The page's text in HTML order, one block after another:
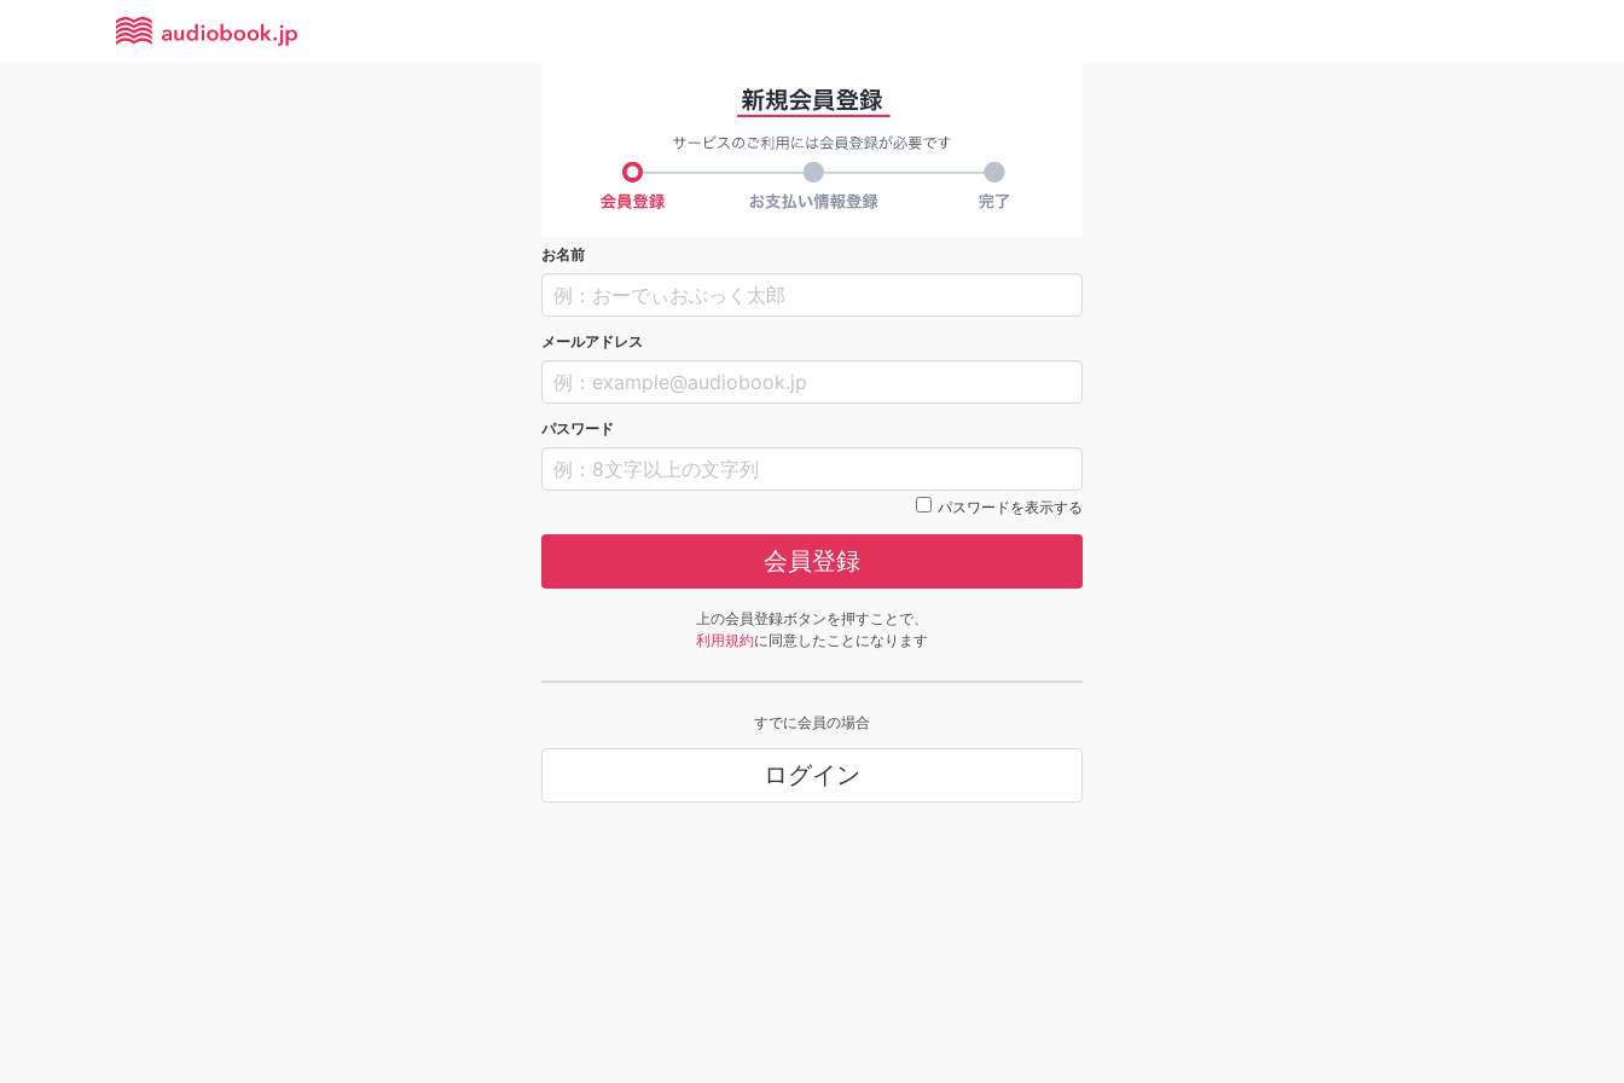
お名前
メールアドレス
パスワード
パスワードを表示する
会員登録
上の会員登録ボタンを押すことで、
利用規約に同意したことになります
すでに会員の場合
ログイン